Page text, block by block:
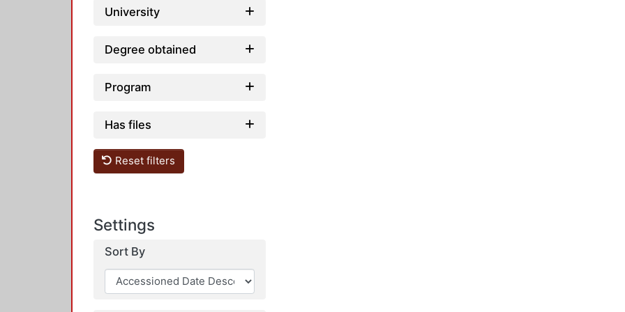
University
Degree obtained
Program
Has files
Reset filters
Settings
Sort By